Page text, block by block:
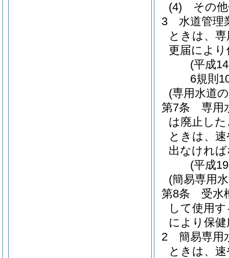
(4)
その
3
水道管理
ときは、
更届によ
(平成
6規則
(専用水道
第7条
専用
は廃止し
ときは、
出なけれ
(平成
(簡易専用
第8条
受水
して使用
により保
2
簡易専用
ときは、